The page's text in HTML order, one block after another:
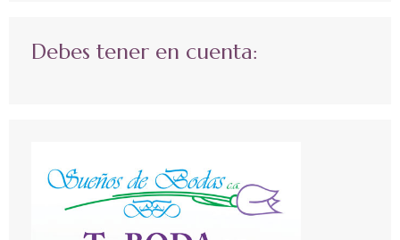
Debes tener en cuenta: